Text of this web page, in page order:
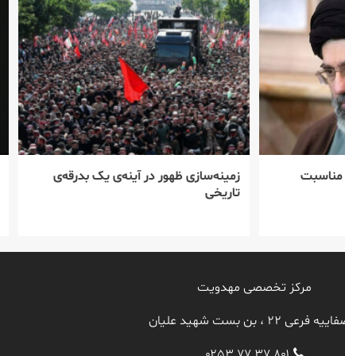
مناسبت
زمینه‌سازی ظهور در آینه‌ی یک بدرقه‌ی
تاریخی
مرکز تخصصی مهدویت
فرعی ۲۲ ، بن بست شهید علیان